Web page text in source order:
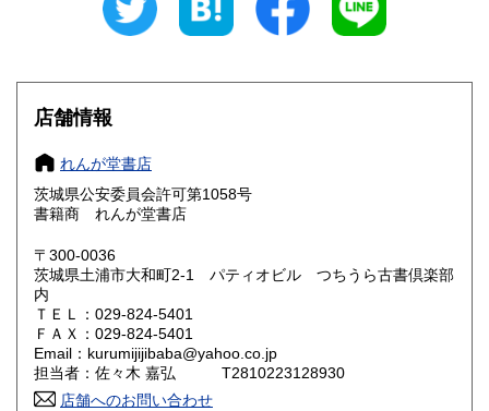
185円 三重県
大阪府
奈良県
鳥取県 185円
岡山県
山口県
香川県 185円
高知県 185円
店舗情報
れんが堂書店
茨城県公安委員会許可第1058号
書籍商 れんが堂書店
〒300-0036
茨城県土浦市大和町2-1 パティオビル つちうら古書倶楽部
内
ＴＥＬ：029-824-5401
ＦＡＸ：029-824-5401
Email：kurumijijibaba@yahoo.co.jp
担当者：佐々木 嘉弘 T2810223128930
店舗へのお問い合わせ